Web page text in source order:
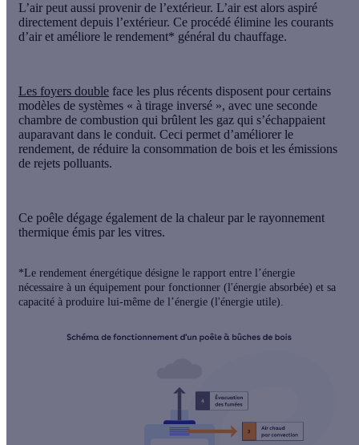
L’air peut aussi provenir de l’extérieur. L’air est alors aspiré
directement depuis l’extérieur. Ce procédé élimine les courants
d’air et améliore le rendement* général du chauffage.
Les foyers double face les plus récents disposent pour certains
modèles de systèmes « à tirage inversé », avec une seconde
chambre de combustion qui brûlent les gaz qui s’échappaient
auparavant dans le conduit. Ceci permet d’améliorer le
rendement, de réduire la consommation de bois et les émissions
de rejets polluants.
Ce poêle dégage également de la chaleur par le rayonnement
thermique émis par les vitres.
*Le rendement énergétique désigne le rapport entre l’énergie
nécessaire à un équipement pour fonctionner (l'énergie absorbée) et sa
capacité à produire lui-même de l’énergie (l'énergie utile).